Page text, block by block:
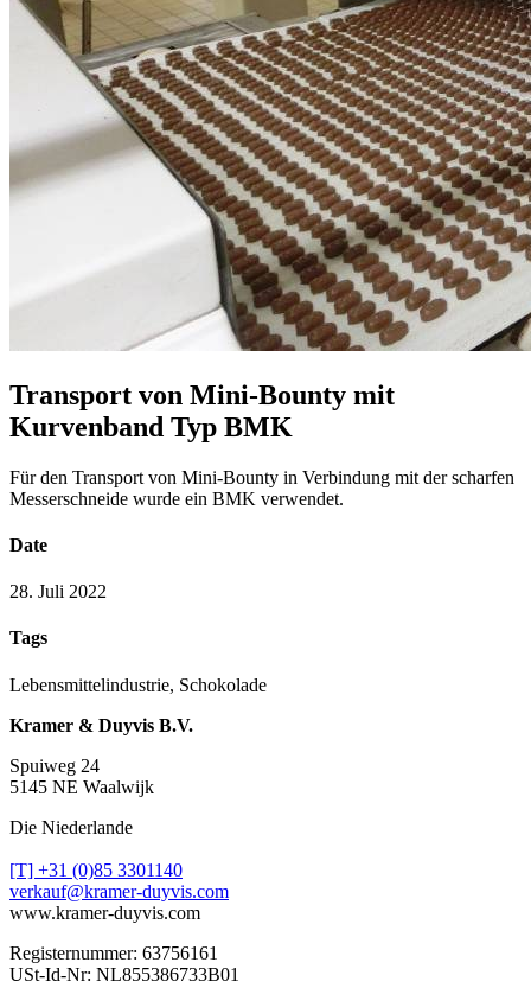
Transport von Mini-Bounty mit
Kurvenband Typ BMK
Für den Transport von Mini-Bounty in Verbindung mit der scharfen
Messerschneide wurde ein BMK verwendet.
Date
28. Juli 2022
Tags
Lebensmittelindustrie, Schokolade
Kramer & Duyvis B.V.
Spuiweg 24
5145 NE Waalwijk
Die Niederlande
[T] +31 (0)85 3301140
verkauf@kramer-duyvis.com
www.kramer-duyvis.com
Registernummer: 63756161
USt-Id-Nr: NL855386733B01